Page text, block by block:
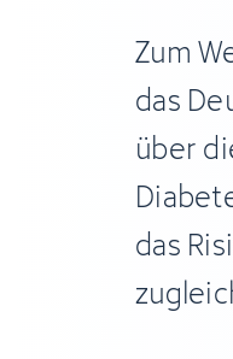
Zum
das
über
das